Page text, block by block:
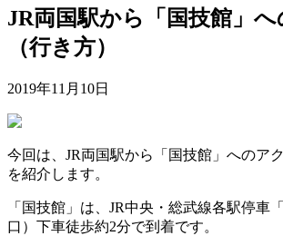
JR両国駅から「国技館」
（行き方）
2019年11月10日
今回は、JR両国駅から「国技館」へのア
を紹介します。
「国技館」は、JR中央・総武線各駅停車
口）下車徒歩約2分で到着です。